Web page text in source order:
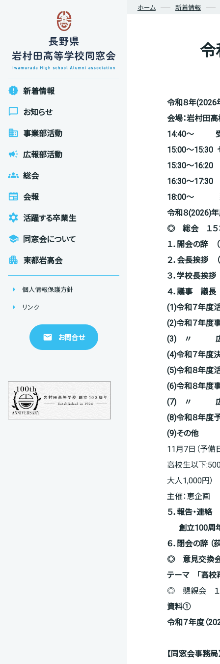
new_releases 新着情報
chat_bubble_outline お知らせ
business 事業部活動
campaign 広報部活動
groups 総会
newspaper 会報
filter_vintage 活躍する卒業生
school 同窓会について
apartment 東都岩高会
arrow_right 個人情報保護方針
arrow_right リンク
email お問合せ
ホーム 新着情報
令
令和８年
会場：岩村田
14:40～ 受付
15:00～15:30
15:30～16:20
16:30～17:30
18:00～ 懇親
令和８(2026)
◎ 総会 １５
１．開会の辞
２．会長挨拶
３．学校長挨拶
４．議事 議長
(1)令和７年度
(2)令和７年
(3) 〃 広報
(4)令和７年度
(5)令和８年度
(6)令和８年
(7) 〃 広報
(8)令和８年度予
(9)その他
11月7日（予備
高校生以下
大人1,000円
主催：恵企画
５．報告・連絡
創立100周
６．閉会の辞 （
◎ 意見交換
テーマ 「高
◎ 懇親会 １
資料①
令和７年度（
【同窓会事務局